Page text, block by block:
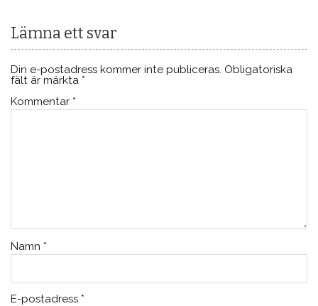
Lämna ett svar
Din e-postadress kommer inte publiceras. Obligatoriska
fält är märkta *
Kommentar *
Namn *
E-postadress *